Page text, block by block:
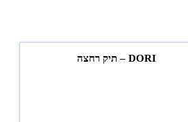
DORI – תיק רחצה